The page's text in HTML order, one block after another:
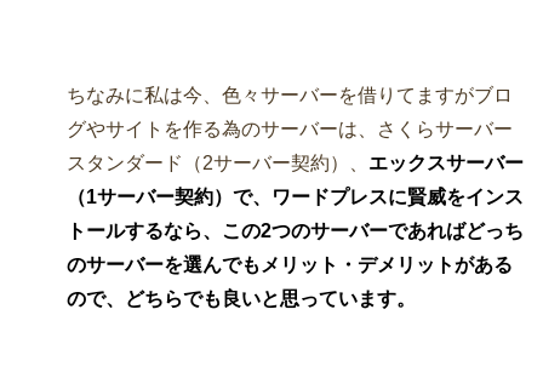
ちなみに私は今、色々サーバーを借りてますがブロ
グやサイトを作る為のサーバーは、さくらサーバー
スタンダード（2サーバー契約）、 エックスサーバー
（1サーバー契約）で、ワードプレスに賢威をインス
トールするなら、この2つのサーバーであればどっち
のサーバーを選んでもメリット・デメリットがある
ので、どちらでも良いと思っています。